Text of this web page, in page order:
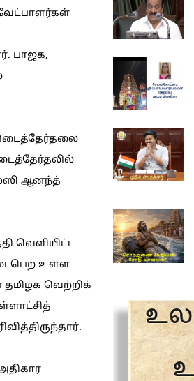
வேட்பாளர்கள்
பாஜக,
இடைத்தேர்தலை
ஆனந்த்
வெளியிட்ட
உள்ள
தமிழக வெற்றிக்